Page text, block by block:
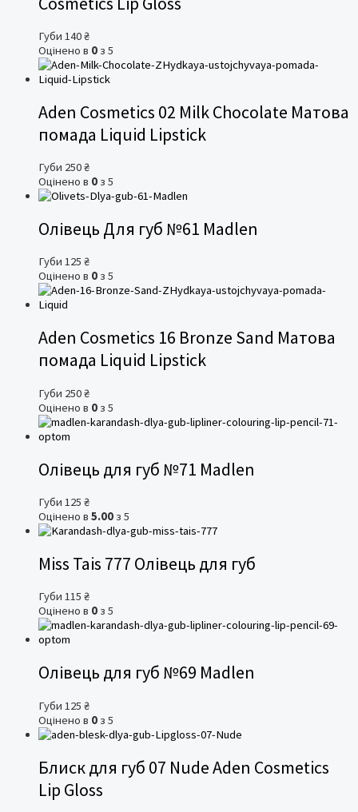
Губи 140₴
Оцінено в 0 з 5
Aden Cosmetics 02 Milk Chocolate Матова
помада Liquid Lipstick
Губи 250₴
Оцінено в 0 з 5
Олівець Для губ №61 Madlen
Губи 125 ₴
Оцінено в 0 з 5
Aden Cosmetics 16 Bronze Sand Матова
помада Liquid Lipstick
Губи 250₴
Оцінено в 0 з 5
Олівець для губ №71 Madlen
Губи 125 ₴
Оцінено в 5.00 з 5
Miss Tais 777 Олівець для губ
Губи 115 ₴
Оцінено в 0 з 5
Олівець для губ №69 Madlen
Губи 125 ₴
Оцінено в 0 з 5
Блиск для губ 07 Nude Aden Cosmetics
Lip Gloss